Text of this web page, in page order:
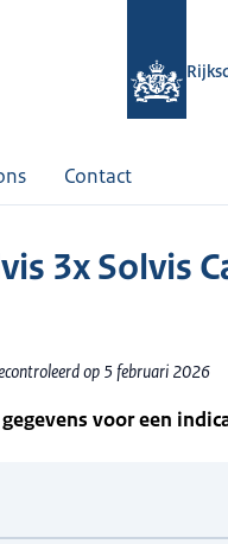
Contact
3x Solvis
op 5 februari 2026
voor een